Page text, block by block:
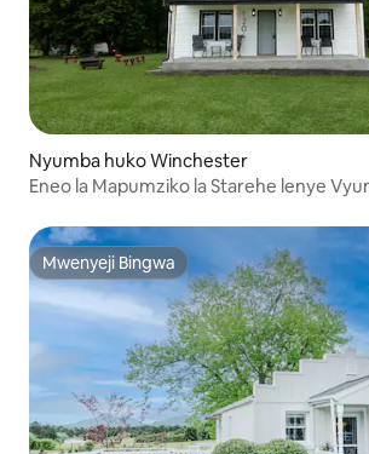
Nyumba huko Winchester
Eneo la Mapumziko la Starehe lenye
Mwenyeji Bingwa
Mwenyeji Bingwa